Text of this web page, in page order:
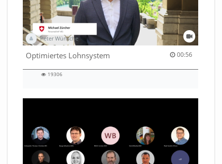
Peter Wünsche
Optimiertes Lohnsystem 00:56
00:56 duration
19306